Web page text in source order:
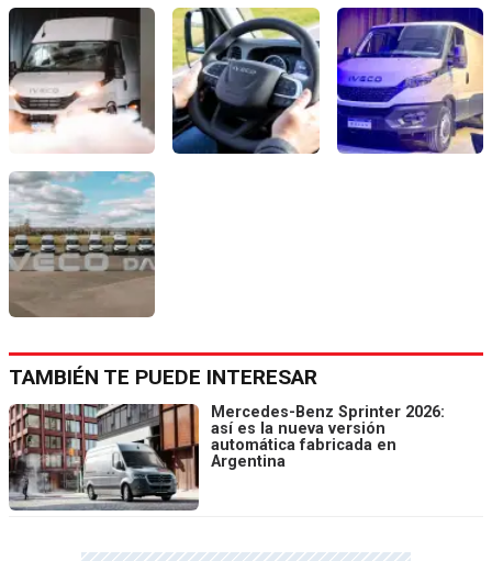
TAMBIÉN TE PUEDE INTERESAR
Mercedes-Benz Sprinter 2026:
así es la nueva versión
automática fabricada en
Argentina